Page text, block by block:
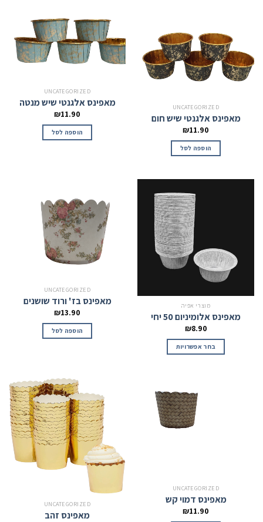
UNCATEGORIZED
מאפינס אלגנטי שיש חום
₪11.90
הוספה לסל
UNCATEGORIZED
מאפינס אלגנטי שיש מנטה
₪11.90
הוספה לסל
מוצרי אפיה
מאפינס אלומיניום 50 יחי
₪8.90
בחר אפשרויות
UNCATEGORIZED
מאפינס בז' ורוד שושנים
₪13.90
הוספה לסל
UNCATEGORIZED
מאפינס דמוי קש
₪11.90
UNCATEGORIZED
מאפינס זהב